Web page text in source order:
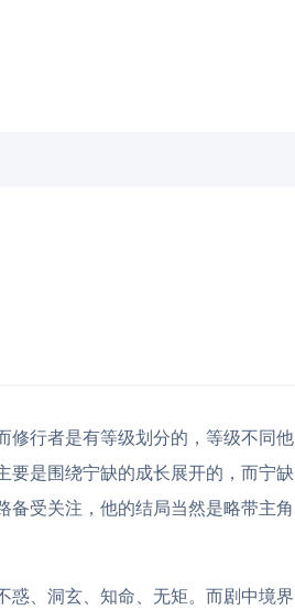
修行者是有等级划分的，等级不同他
要是围绕宁缺的成长展开的，而宁缺
备受关注，他的结局当然是略带主角
惑、洞玄、知命、无矩。而剧中境界